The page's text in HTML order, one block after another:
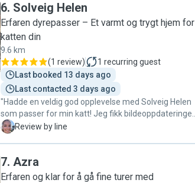
6. Solveig Helen
Erfaren dyrepasser – Et varmt og trygt hjem for
katten din
9.6 km
(1 review) 1 recurring guest
Last booked 13 days ago
Last contacted 3 days ago
"Hadde en veldig god opplevelse med Solveig Helen
som passer for min katt! Jeg fikk bildeoppdateringer
ved hvert besøk. Katten var fornøyd og leiligheten var
L Review by line
7. Azra
Erfaren og klar for å gå fine turer med